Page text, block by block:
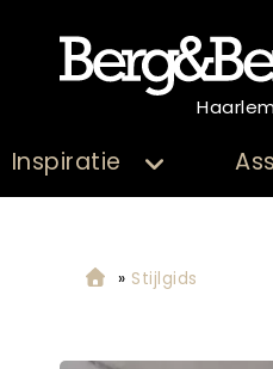
Inspiratie
» Stijlgids